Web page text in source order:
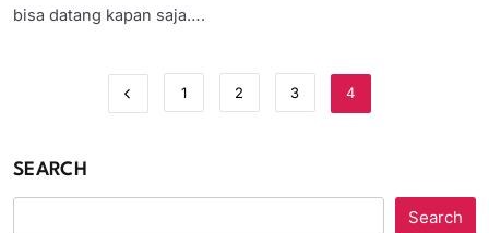
bisa datang kapan saja….
1 2 3 4
SEARCH
Search